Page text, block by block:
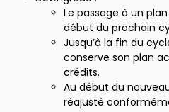
Le passage à un
début du prochain
Jusqu’à la fin du
conserve son plan
crédits.
Au début du
réajusté